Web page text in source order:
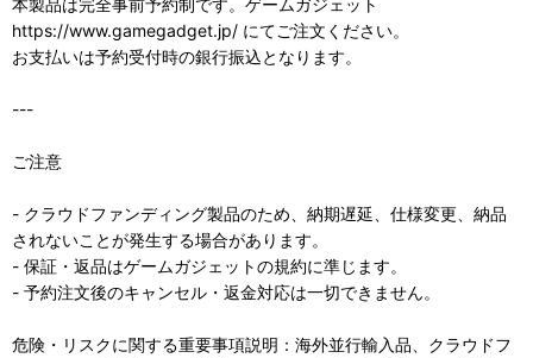
https://www.gamegadget.jp/ にてご注文ください。
お支払いは予約受付時の銀行振込となります。
---
ご注意
- クラウドファンディング製品のため、納期遅延、仕様変更、納品
されないことが発生する場合があります。
- 保証・返品はゲームガジェットの規約に準じます。
- 予約注文後のキャンセル・返金対応は一切できません。
危険・リスクに関する重要事項説明：海外並行輸入品、クラウドフ